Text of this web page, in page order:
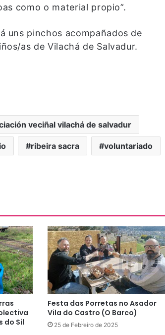
como o material propio”.
uns pinchos acompañados de
as de Vilachá de Salvadur.
veciñal vilachá de salvadur
ribeira sacra voluntariado
do Sil
Festa das Porretas no Asador
Vila do Castro (O Barco)
25 de Febreiro de 2025